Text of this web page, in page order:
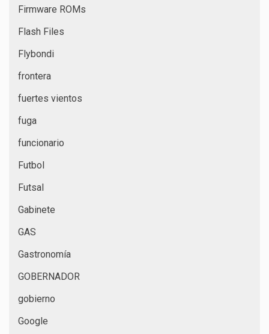
Firmware ROMs
Flash Files
Flybondi
frontera
fuertes vientos
fuga
funcionario
Futbol
Futsal
Gabinete
GAS
Gastronomía
GOBERNADOR
gobierno
Google